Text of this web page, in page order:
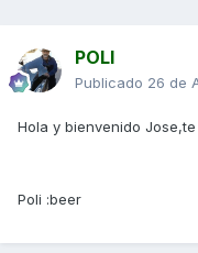
POLI
Publicado 26 de
Hola y bienvenido
Poli :beer